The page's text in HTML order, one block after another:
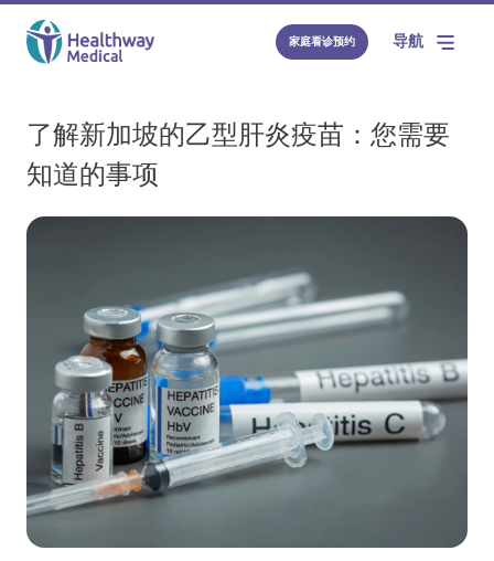
家庭看诊预约 导航
了解新加坡的乙型肝炎疫苗：您需要
知道的事项